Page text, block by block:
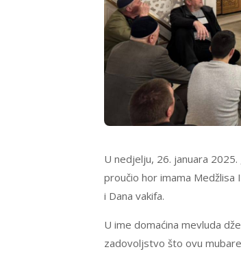
U nedjelju, 26. januara
proučio hor imama Medžlisa
i Dana vakifa.
U ime domaćina mevluda
zadovoljstvo što ovu